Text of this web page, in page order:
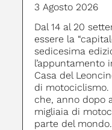
3 Agosto 2026
Dal 14 al 20
essere la
sedicesima
l’appuntamento
Casa del
di
che, anno dopo
migliaia di
parte del mondo.